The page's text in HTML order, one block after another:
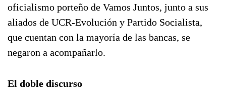
oficialismo porteño de Vamos Juntos, junto a sus
aliados de UCR-Evolución y Partido Socialista,
que cuentan con la mayoría de las bancas, se
negaron a acompañarlo.
El doble discurso